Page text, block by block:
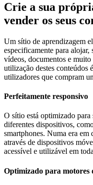
Crie a sua
vender os seus
Um sítio de aprendizagem
especificamente para
vídeos, documentos e
utilização destes conteúdos
utilizadores que compram
Perfeitamente responsivo
O sítio está optimizado
diferentes dispositivos,
smartphones. Numa era em
através de dispositivos
acessível e utilizável em
Optimizado para motores